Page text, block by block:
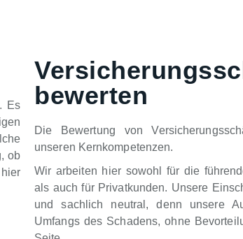
Es
ob
bewerten
Die Bewertung von
unseren Kernkompetenzen.
Wir arbeiten hier sowohl für die
als auch für Privatkunden. Unsere
und sachlich neutral, denn unsere
Umfangs des Schadens, ohne